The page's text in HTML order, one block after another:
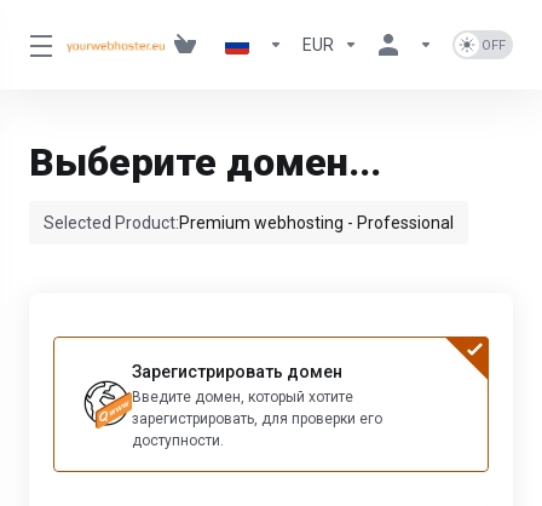
EUR
Выберите домен...
Selected Product:Premium webhosting - Professional
Зарегистрировать домен
Введите домен, который хотите
зарегистрировать, для проверки его
доступности.